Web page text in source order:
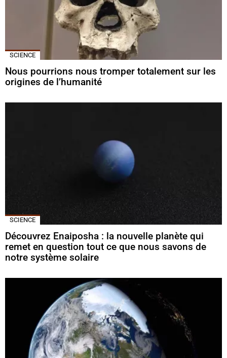
SCIENCE
Nous pourrions nous tromper totalement sur les
origines de l’humanité
SCIENCE
Découvrez Enaiposha : la nouvelle planète qui
remet en question tout ce que nous savons de
notre système solaire